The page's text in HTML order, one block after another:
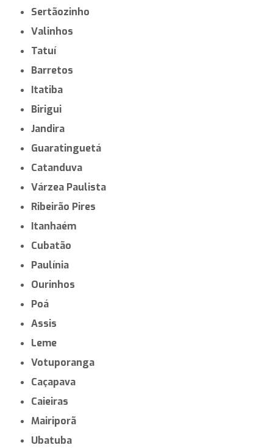
Sertãozinho
Valinhos
Tatuí
Barretos
Itatiba
Birigui
Jandira
Guaratinguetá
Catanduva
Várzea Paulista
Ribeirão Pires
Itanhaém
Cubatão
Paulínia
Ourinhos
Poá
Assis
Leme
Votuporanga
Caçapava
Caieiras
Mairiporã
Ubatuba